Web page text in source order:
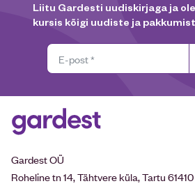
Liitu Gardesti uudiskirjaga ja
kursis kõigi uudiste ja
Gardest OÜ
Roheline tn 14, Tähtvere küla, Tartu 61410